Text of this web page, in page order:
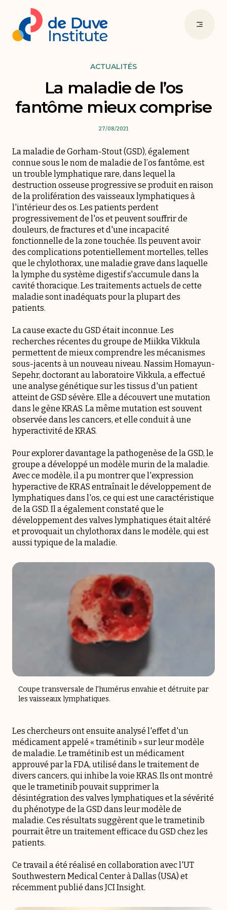
ACTUALITÉS
La maladie de l’os
fantôme mieux comprise
27/08/2021
La maladie de Gorham-Stout (GSD), également
connue sous le nom de maladie de l’os fantôme, est
un trouble lymphatique rare, dans lequel la
destruction osseuse progressive se produit en raison
de la prolifération des vaisseaux lymphatiques à
l'intérieur des os. Les patients perdent
progressivement de l'os et peuvent souffrir de
douleurs, de fractures et d'une incapacité
fonctionnelle de la zone touchée. Ils peuvent avoir
des complications potentiellement mortelles, telles
que le chylothorax, une maladie grave dans laquelle
la lymphe du système digestif s'accumule dans la
cavité thoracique. Les traitements actuels de cette
maladie sont inadéquats pour la plupart des
patients.
La cause exacte du GSD était inconnue. Les
recherches récentes du groupe de Miikka Vikkula
permettent de mieux comprendre les mécanismes
sous-jacents à un nouveau niveau. Nassim Homayun-
Sepehr, doctorant au laboratoire Vikkula, a effectué
une analyse génétique sur les tissus d'un patient
atteint de GSD sévère. Elle a découvert une mutation
dans le gène KRAS. La même mutation est souvent
observée dans les cancers, et elle conduit à une
hyperactivité de KRAS.
Pour explorer davantage la pathogenèse de la GSD, le
groupe a développé un modèle murin de la maladie.
Avec ce modèle, il a pu montrer que l'expression
hyperactive de KRAS entraînait le développement de
lymphatiques dans l'os, ce qui est une caractéristique
de la GSD. Il a également constaté que le
développement des valves lymphatiques était altéré
et provoquait un chylothorax dans le modèle, qui est
aussi typique de la maladie.
Coupe transversale de l'humérus envahie et détruite par
les vaisseaux lymphatiques.
Les chercheurs ont ensuite analysé l'effet d'un
médicament appelé « tramétinib » sur leur modèle
de maladie. Le tramétinib est un médicament
approuvé par la FDA, utilisé dans le traitement de
divers cancers, qui inhibe la voie KRAS. Ils ont montré
que le trametinib pouvait supprimer la
désintégration des valves lymphatiques et la sévérité
du phénotype de la GSD dans leur modèle de
maladie. Ces résultats suggèrent que le trametinib
pourrait être un traitement efficace du GSD chez les
patients.
Ce travail a été réalisé en collaboration avec l'UT
Southwestern Medical Center à Dallas (USA) et
récemment publié dans JCI Insight.